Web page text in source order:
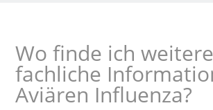
Wo finde ich weitere
fachliche
Aviären Influenza?